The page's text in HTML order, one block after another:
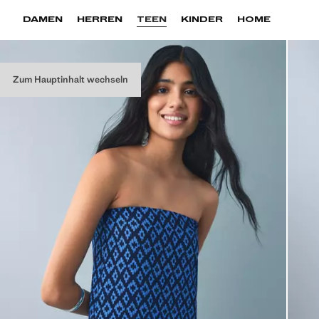
Zum Hauptinhalt wechseln
DAMEN HERREN TEEN KINDER HOME